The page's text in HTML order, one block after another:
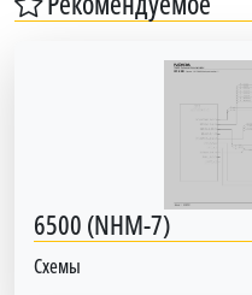
6500 (NHM-7)
Схемы